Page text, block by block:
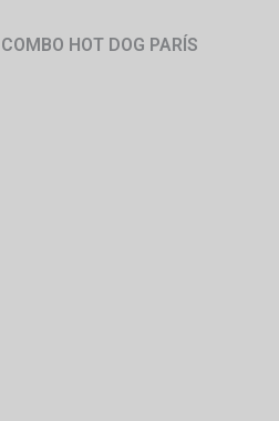
COMBO HOT DOG PARÍS